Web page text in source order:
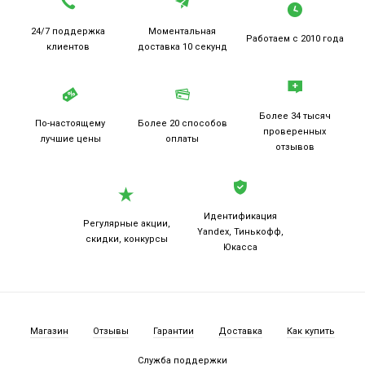
24/7 поддержка
клиентов
Моментальная
доставка 10 секунд
Работаем с 2010 года
По-настоящему
лучшие цены
Более 20 способов
оплаты
Более 34 тысяч
проверенных
отзывов
Регулярные акции,
скидки, конкурсы
Идентификация
Yandex, Тинькофф,
Юкасса
Магазин Отзывы Гарантии Доставка Как купить
Служба поддержки